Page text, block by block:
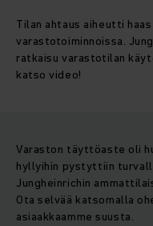
Tilan ahtaus aiheutti
varastotoiminnoissa.
ratkaisu varastotilan
katso video!
Varaston täyttöaste oli
hyllyihin pystyttiin
Jungheinrichin
Ota selvää katsomalla
asiaakkaamme suusta.